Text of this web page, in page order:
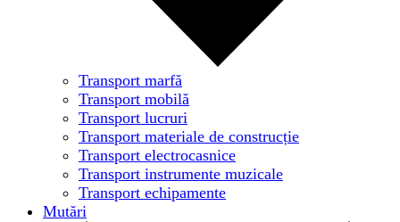
Transport marfă
Transport mobilă
Transport lucruri
Transport materiale de construcție
Transport electrocasnice
Transport instrumente muzicale
Transport echipamente
Mutări